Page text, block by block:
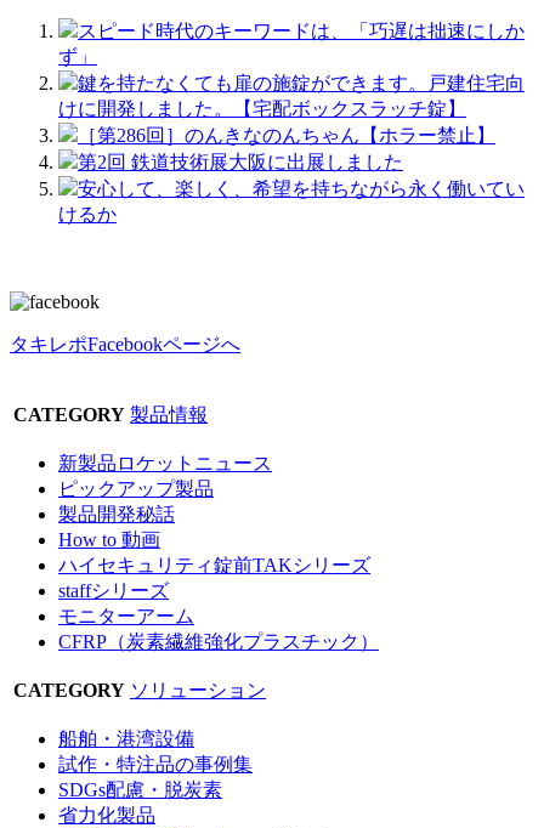
スピード時代のキーワードは、「巧遅は拙速にしか
ず」
鍵を持たなくても扉の施錠ができます。戸建住宅向
けに開発しました。【宅配ボックスラッチ錠】
［第286回］のんきなのんちゃん【ホラー禁止】
第2回 鉄道技術展大阪に出展しました
安心して、楽しく、希望を持ちながら永く働いてい
けるか
タキレポFacebookページへ
CATEGORY 製品情報
新製品ロケットニュース
ピックアップ製品
製品開発秘話
How to 動画
ハイセキュリティ錠前TAKシリーズ
staffシリーズ
モニターアーム
CFRP（炭素繊維強化プラスチック）
CATEGORY ソリューション
船舶・港湾設備
試作・特注品の事例集
SDGs配慮・脱炭素
省力化製品